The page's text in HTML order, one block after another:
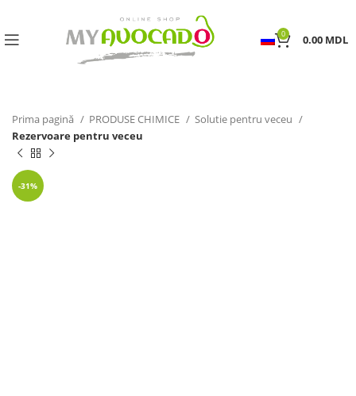
0 0.00 MDL
Prima pagină PRODUSE CHIMICE
Solutie pentru veceu
Rezervoare pentru veceu
-31%